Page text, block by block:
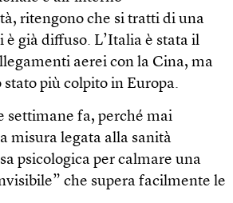
ritengono che si tratti di una
già diffuso. L’Italia è stata il
aerei con la Cina, ma
più colpito in Europa.
settimane fa, perché mai
misura legata alla sanità
psicologica per calmare una
che supera facilmente le